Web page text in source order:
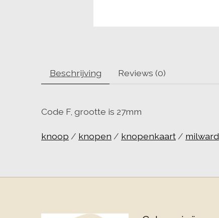
Beschrijving Reviews (0)
Code F, grootte is 27mm
knoop / knopen / knopenkaart / milward